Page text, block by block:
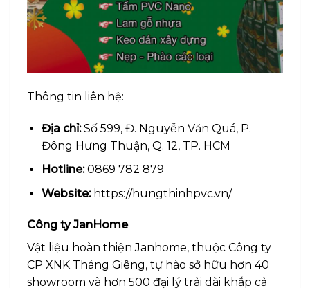
Thông tin liên hệ:
Địa chỉ:Số 599, Đ. Nguyễn Văn Quá, P.
Đông Hưng Thuận, Q. 12, TP. HCM
Hotline:0869 782 879
Website: https://hungthinhpvc.vn/
Công ty JanHome
Vật liệu hoàn thiện Janhome, thuộc Công ty
CP XNK Tháng Giêng, tự hào sở hữu hơn 40
showroom và hơn 500 đại lý trải dài khắp cả